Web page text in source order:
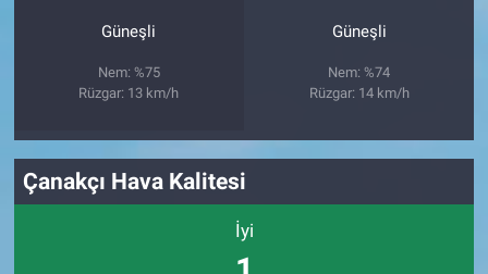
Güneşli
Nem: %75
Rüzgar: 13 km/h
Güneşli
Nem: %74
Rüzgar: 14 km/h
Çanakçı Hava Kalitesi
İyi